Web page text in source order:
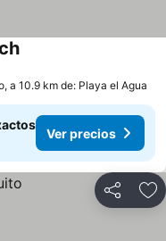
a 10.9 km de: Playa el Agua
Ver precios
Compartir